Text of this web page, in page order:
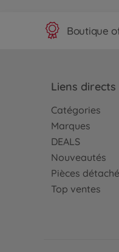
Boutique
Liens directs
Catégories
Marques
DEALS
Nouveautés
Pièces
Top ventes